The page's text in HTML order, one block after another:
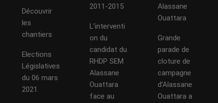
Découvrir
les
chantiers
Elections
Législatives
du 06 mars
2021.
2011-2015
L’interventi
on du
candidat du
RHDP SEM
Alassane
Ouattara
face au
Alassane
Ouattara
Grande
parade de
cloture de
campagne
d’Alassane
Ouattara a